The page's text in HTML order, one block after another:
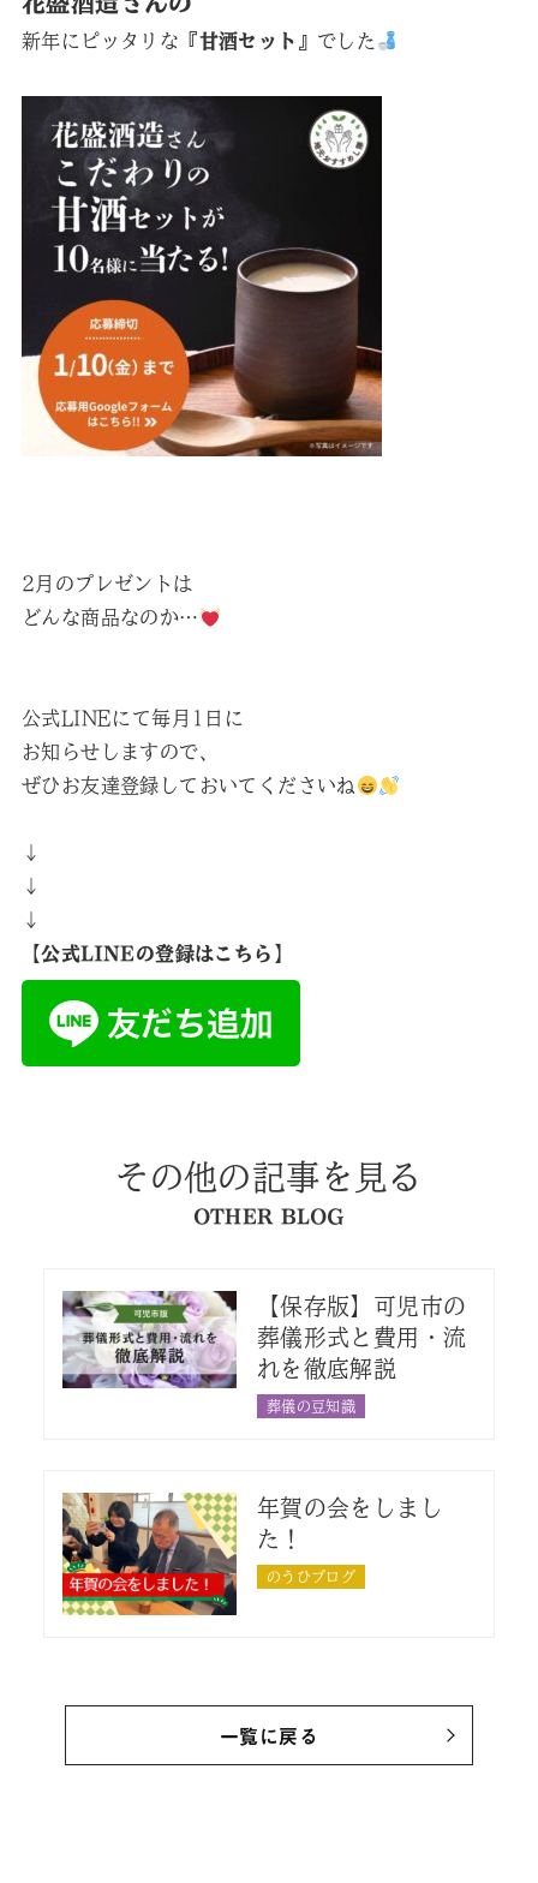
新年にピッタリな 『甘酒セット』 でした
2月のプレゼントは
どんな商品なのか…
公式LINEにて毎月1日に
お知らせしますので、
ぜひお友達登録しておいてくださいね
↓
↓
↓
【公式LINEの登録はこちら】
その他の記事を見る
OTHER BLOG
【保存版】可児市の
葬儀形式と費用・流
れを徹底解説
葬儀の豆知識
年賀の会をしまし
た！
のうひブログ
一覧に戻る